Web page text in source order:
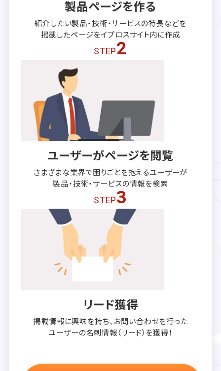
製品ページを作る
紹介したい製品・技術・サービスの特長などを
掲載したページをイプロスサイト内に作成
STEP2
ユーザーがページを閲覧
さまざまな業界で困りごとを抱えるユーザーが
製品・技術・サービスの情報を検索
STEP3
リード獲得
掲載情報に興味を持ち、 お問い合わせを行った
ユーザーの名刺情報（リード）を獲得！